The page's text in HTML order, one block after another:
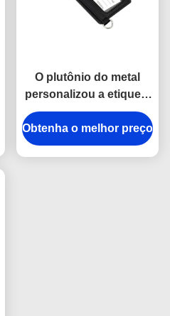
O plutônio do metal
personalizou a etiqueta
de bagagem fresca do
metal do retângulo de
couro das etiquetas da
Obtenha o melhor preço